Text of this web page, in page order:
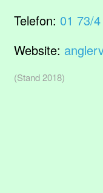
Telefon: 01 73/
Website:
(Stand 2018)